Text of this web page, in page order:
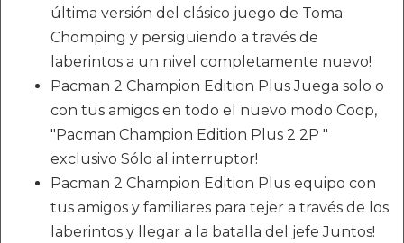
última versión del clásico juego de Toma
Chomping y persiguiendo a través de
laberintos a un nivel completamente nuevo!
Pacman 2 Champion Edition Plus Juega solo o
con tus amigos en todo el nuevo modo Coop,
"Pacman Champion Edition Plus 2 2P "
exclusivo Sólo al interruptor!
Pacman 2 Champion Edition Plus equipo con
tus amigos y familiares para tejer a través de los
laberintos y llegar a la batalla del jefe Juntos!